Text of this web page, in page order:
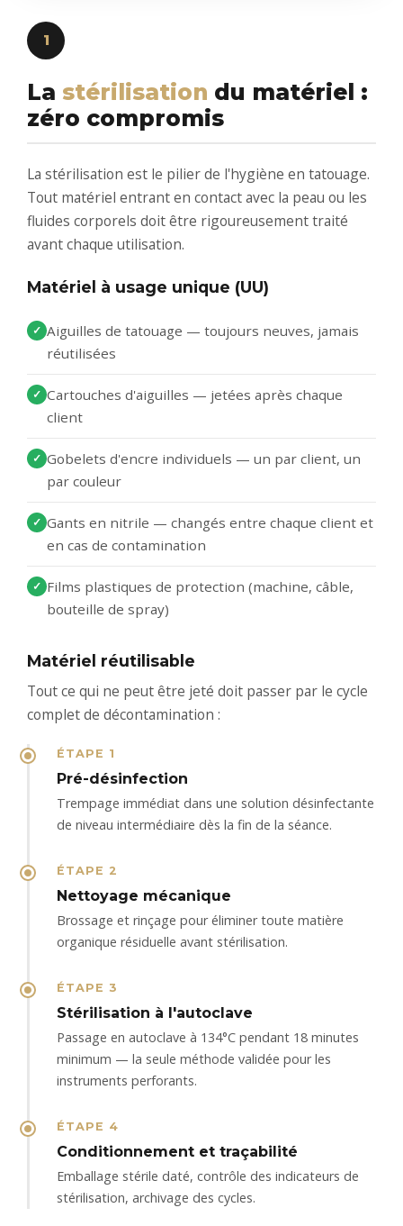
1
La stérilisation du matériel :
zéro compromis
La stérilisation est le pilier de l'hygiène en tatouage.
Tout matériel entrant en contact avec la peau ou les
fluides corporels doit être rigoureusement traité
avant chaque utilisation.
Matériel à usage unique (UU)
Aiguilles de tatouage — toujours neuves, jamais
réutilisées
Cartouches d'aiguilles — jetées après chaque
client
Gobelets d'encre individuels — un par client, un
par couleur
Gants en nitrile — changés entre chaque client et
en cas de contamination
Films plastiques de protection (machine, câble,
bouteille de spray)
Matériel réutilisable
Tout ce qui ne peut être jeté doit passer par le cycle
complet de décontamination :
ÉTAPE 1
Pré-désinfection
Trempage immédiat dans une solution désinfectante
de niveau intermédiaire dès la fin de la séance.
ÉTAPE 2
Nettoyage mécanique
Brossage et rinçage pour éliminer toute matière
organique résiduelle avant stérilisation.
ÉTAPE 3
Stérilisation à l'autoclave
Passage en autoclave à 134°C pendant 18 minutes
minimum — la seule méthode validée pour les
instruments perforants.
ÉTAPE 4
Conditionnement et traçabilité
Emballage stérile daté, contrôle des indicateurs de
stérilisation, archivage des cycles.